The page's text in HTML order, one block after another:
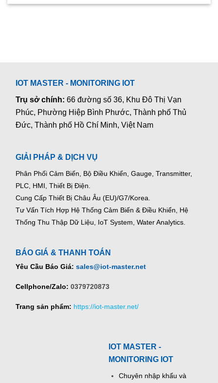
IOT MASTER - MONITORING IOT
Trụ sở chính:66 đường số 36, Khu Đô Thị Vạn
Phúc, Phường Hiệp Bình Phước, Thành phố Thủ
Đức, Thành phố Hồ Chí Minh, Việt Nam
GIẢI PHÁP & DỊCH VỤ
Phân Phối Cảm Biến, Bộ Điều Khiển, Gauge, Transmitter,
PLC, HMI, Thiết Bị Điện.
Cung Cấp Thiết Bị Châu Âu (EU)/G7/Korea.
Tư Vấn Tích Hợp Hệ Thống Cảm Biến & Điều Khiển, Hệ
Thống Thu Thập Dữ Liệu, IoT System, Water Analytics.
BÁO GIÁ & THANH TOÁN
Yêu Cầu Báo Giá: sales@iot-master.net
Cellphone/Zalo: 0379720873
Trang sản phẩm: https://iot-master.net/
IOT MASTER -
MONITORING IOT
Chuyên nhập khẩu và